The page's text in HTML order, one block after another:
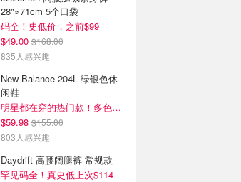
28"≈71cm 5个口袋
码全！史低价，之前$99
$49.00 $168.00
835人感兴趣
New Balance 204L 绿银色休
闲鞋
明星都在穿的热门款！多色可选 3.8折
$59.98 $155.00
803人感兴趣
Daydrift 高腰阔腿裤 常规款
罕见码全！真史低上次$114